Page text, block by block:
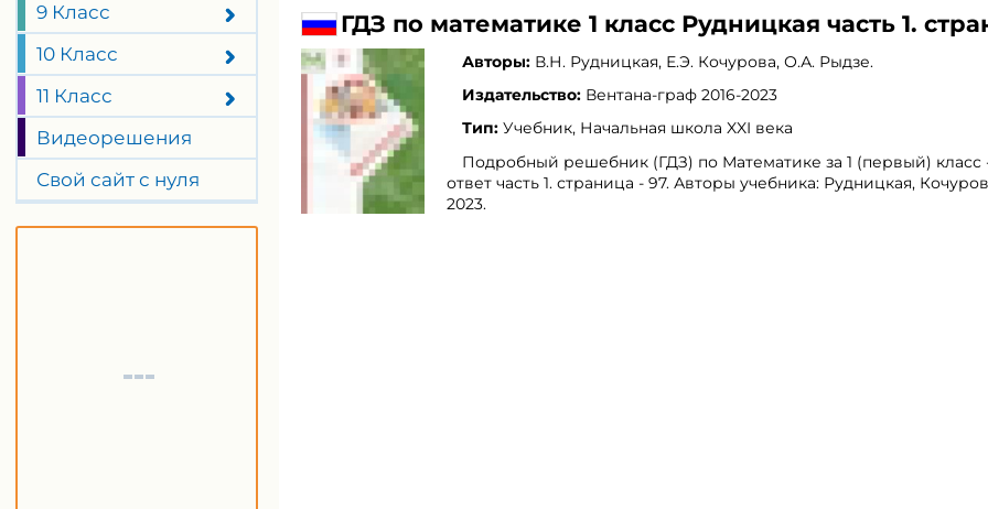
9 Класс
10 Класс
11 Класс
Видеорешения
Свой сайт с нуля
ГДЗ по математике 1 класс Рудницкая часть 1.
Авторы: В.Н. Рудницкая, Е.Э. Кочурова, О.А. Рыдзе.
Издательство: Вентана-граф 2016-2023
Тип: Учебник, Начальная школа XXI века
Подробный решебник (ГДЗ) по Математике за 1 (первый) класс
ответ часть 1. страница - 97. Авторы учебника: Рудницкая,
2023.